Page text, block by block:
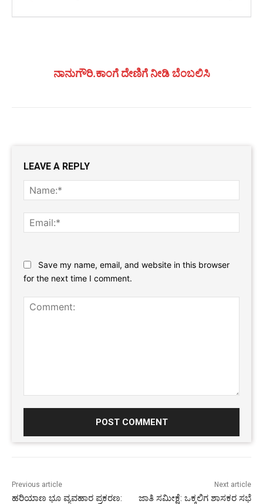
ನಾನುಗೌರಿ.ಕಾಂಗೆ ದೇಣಿಗೆ ನೀಡಿ ಬೆಂಬಲಿಸಿ
LEAVE A REPLY
Save my name, email, and website in this browser
for the next time I comment.
Previous article
ಹರಿಯಾಣ ಭೂ ವ್ಯವಹಾರ ಪ್ರಕರಣ:
Next article
ಜಾತಿ ಸಮೀಕ್ಷೆ: ಒಕ್ಕಲಿಗ ಶಾಸಕರ ಸಭೆ